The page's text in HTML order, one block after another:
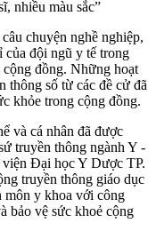
nhiều màu sắc”
chuyện nghề nghiệp,
của đội ngũ y tế trong
đồng. Những hoạt
thông số từ các đề cử đã
khỏe trong cộng đồng.
và cá nhân đã được
truyền thông ngành Y -
Đại học Y Dược TP.
truyền thông giáo dục
môn y khoa với công
bảo vệ sức khoẻ cộng